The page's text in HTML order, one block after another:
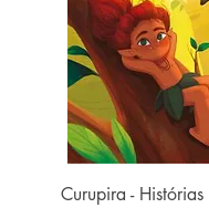
Curupira -